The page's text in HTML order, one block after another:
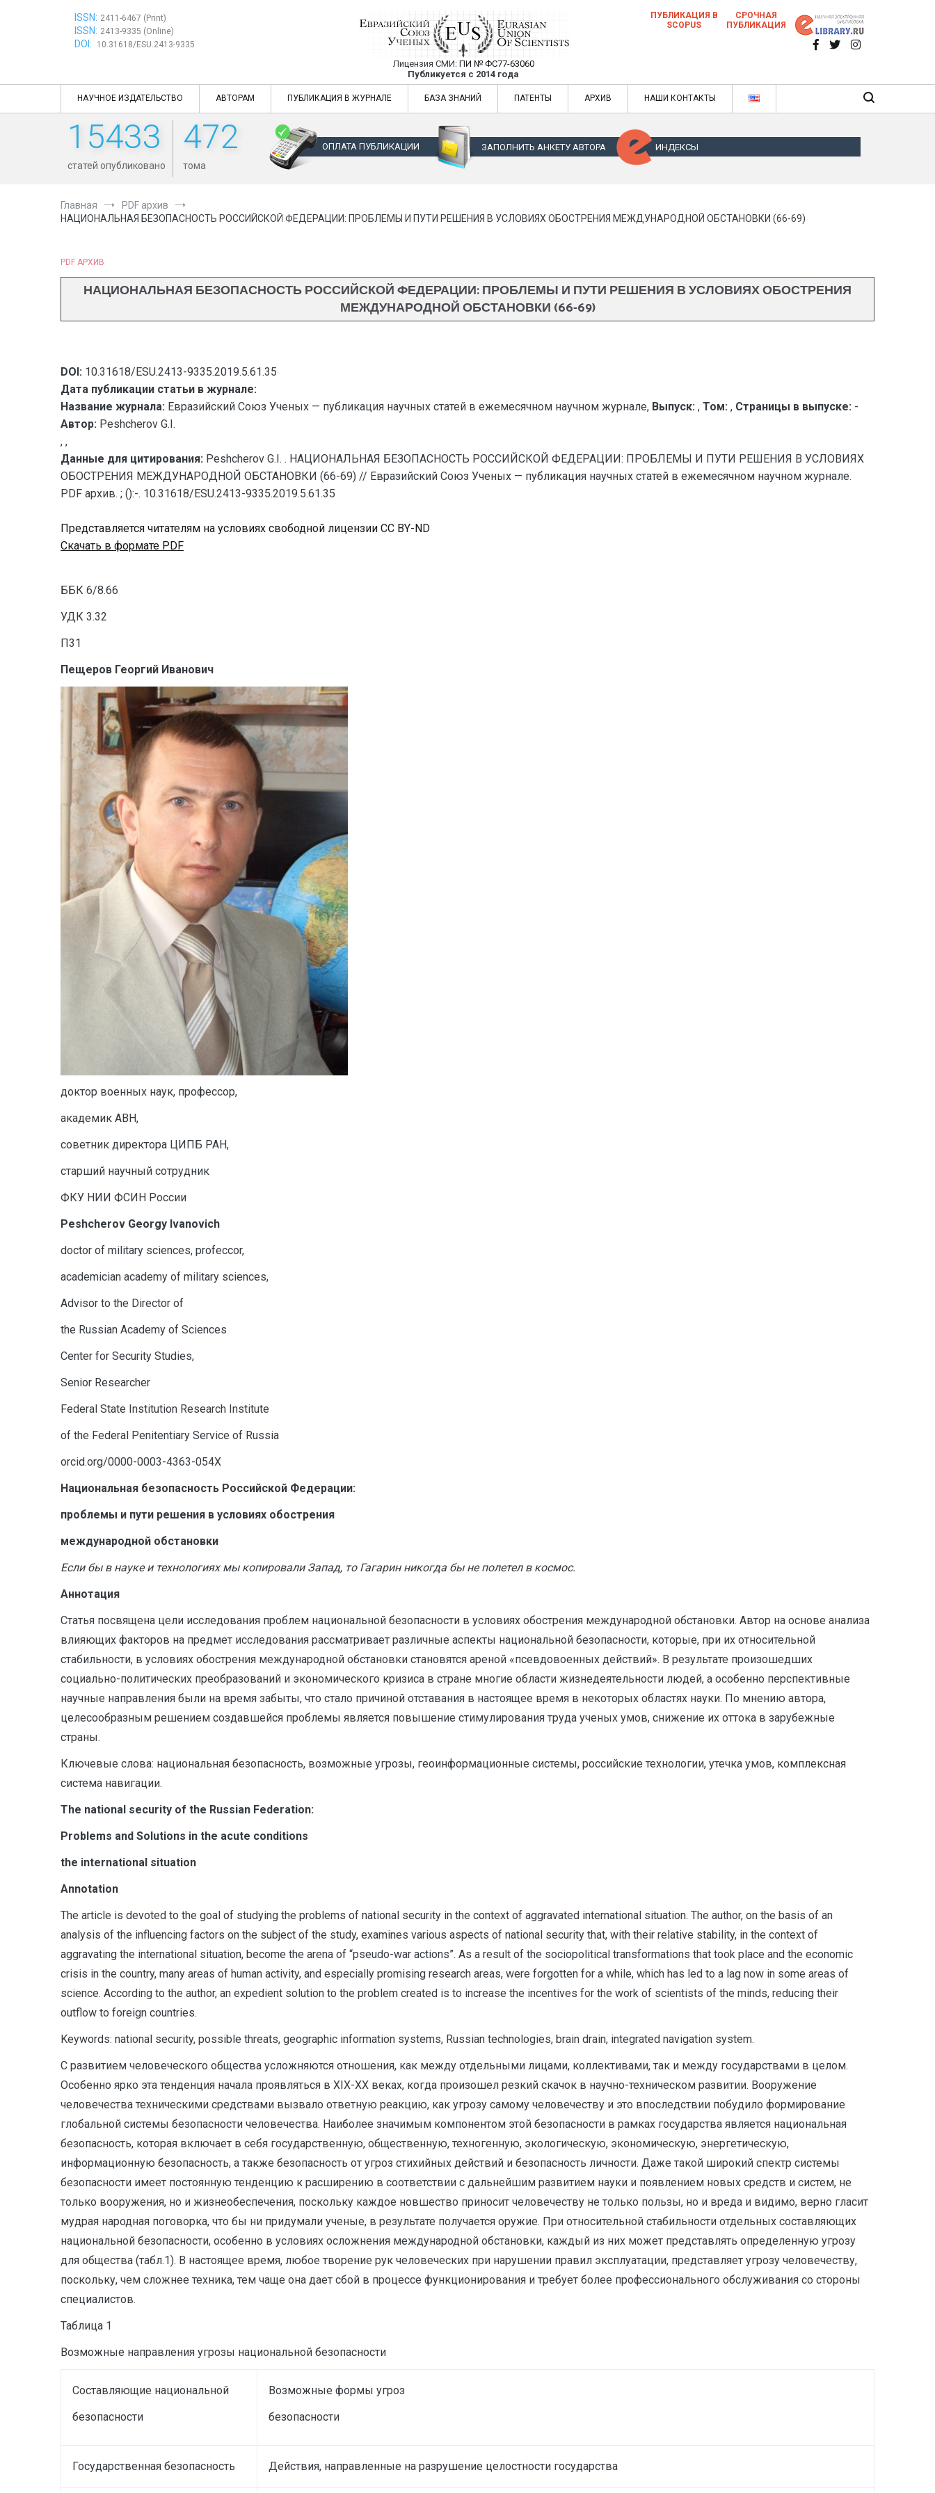
ISSN: 2411-6467 (Print)
ISSN: 2413-9335 (Online)
DOI: 10.31618/ESU.2413-9335
Евразийский Союз Ученых — публикация научных статей в ежемесячном научном
журнале
Лицензия СМИ: ПИ № ФС77-63060
Публикуется с 2014 года
Евразийский Союз Ученых — публикация научных статей в ежемесячном научном журнале
ПУБЛИКАЦИЯ В
SCOPUS
СРОЧНАЯ
ПУБЛИКАЦИЯ
НАУЧНОЕ ИЗДАТЕЛЬСТВО АВТОРАМ ПУБЛИКАЦИЯ В ЖУРНАЛЕ БАЗА ЗНАНИЙ ПАТЕНТЫ АРХИВ НАШИ КОНТАКТЫ
15433
статей опубликовано
472
тома
ОПЛАТА ПУБЛИКАЦИИ ЗАПОЛНИТЬ АНКЕТУ АВТОРА ИНДЕКСЫ
Главная
PDF архив
НАЦИОНАЛЬНАЯ БЕЗОПАСНОСТЬ РОССИЙСКОЙ ФЕДЕРАЦИИ: ПРОБЛЕМЫ И ПУТИ РЕШЕНИЯ В УСЛОВИЯХ ОБОСТРЕНИЯ МЕЖДУНАРОДНОЙ ОБСТАНОВКИ (66-69)
PDF АРХИВ
НАЦИОНАЛЬНАЯ БЕЗОПАСНОСТЬ РОССИЙСКОЙ ФЕДЕРАЦИИ: ПРОБЛЕМЫ И ПУТИ РЕШЕНИЯ В УСЛОВИЯХ ОБОСТРЕНИЯ
МЕЖДУНАРОДНОЙ ОБСТАНОВКИ (66-69)
DOI: 10.31618/ESU.2413-9335.2019.5.61.35
Дата публикации статьи в журнале:
Название журнала: Евразийский Союз Ученых — публикация научных статей в ежемесячном научном журнале, Выпуск: , Том: , Страницы в выпуске: -
Автор: Peshcherov G.I.
, ,
Данные для цитирования: Peshcherov G.I. . НАЦИОНАЛЬНАЯ БЕЗОПАСНОСТЬ РОССИЙСКОЙ ФЕДЕРАЦИИ: ПРОБЛЕМЫ И ПУТИ РЕШЕНИЯ В УСЛОВИЯХ
ОБОСТРЕНИЯ МЕЖДУНАРОДНОЙ ОБСТАНОВКИ (66-69) // Евразийский Союз Ученых — публикация научных статей в ежемесячном научном журнале.
PDF архив. ; ():-. 10.31618/ESU.2413-9335.2019.5.61.35
Представляется читателям на условиях свободной лицензии CC BY-ND
Скачать в формате PDF
ББК 6/8.66
УДК 3.32
П31
Пещеров Георгий Иванович
доктор военных наук, профессор,
академик АВН,
советник директора ЦИПБ РАН,
старший научный сотрудник
ФКУ НИИ ФСИН России
Peshсherov Georgy Ivanovich
doctor of military sciences, profeccor,
academician academy of military sciences,
Advisor to the Director of
the Russian Academy of Sciences
Center for Security Studies,
Senior Researcher
Federal State Institution Research Institute
of the Federal Penitentiary Service of Russia
orcid.org/0000-0003-4363-054X
Национальная безопасность Российской Федерации:
проблемы и пути решения в условиях обострения
международной обстановки
Если бы в науке и технологиях мы копировали Запад, то Гагарин никогда бы не полетел в космос.
Аннотация
Статья посвящена цели исследования проблем национальной безопасности в условиях обострения международной обстановки. Автор на основе анализа
влияющих факторов на предмет исследования рассматривает различные аспекты национальной безопасности, которые, при их относительной
стабильности, в условиях обострения международной обстановки становятся ареной «псевдовоенных действий». В результате произошедших
социально-политических преобразований и экономического кризиса в стране многие области жизнедеятельности людей, а особенно перспективные
научные направления были на время забыты, что стало причиной отставания в настоящее время в некоторых областях науки. По мнению автора,
целесообразным решением создавшейся проблемы является повышение стимулирования труда ученых умов, снижение их оттока в зарубежные
страны.
Ключевые слова: национальная безопасность, возможные угрозы, геоинформационные системы, российские технологии, утечка умов, комплексная
система навигации.
The national security of the Russian Federation:
Problems and Solutions in the acute conditions
the international situation
Аnnotation
The article is devoted to the goal of studying the problems of national security in the context of aggravated international situation. The author, on the basis of an
analysis of the influencing factors on the subject of the study, examines various aspects of national security that, with their relative stability, in the context of
aggravating the international situation, become the arena of “pseudo-war actions”. As a result of the sociopolitical transformations that took place and the economic
crisis in the country, many areas of human activity, and especially promising research areas, were forgotten for a while, which has led to a lag now in some areas of
science. According to the author, an expedient solution to the problem created is to increase the incentives for the work of scientists of the minds, reducing their
outflow to foreign countries.
Keywords: national security, possible threats, geographic information systems, Russian technologies, brain drain, integrated navigation system.
С развитием человеческого общества усложняются отношения, как между отдельными лицами, коллективами, так и между государствами в целом.
Особенно ярко эта тенденция начала проявляться в XIX-XX веках, когда произошел резкий скачок в научно-техническом развитии. Вооружение
человечества техническими средствами вызвало ответную реакцию, как угрозу самому человечеству и это впоследствии побудило формирование
глобальной системы безопасности человечества. Наиболее значимым компонентом этой безопасности в рамках государства является национальная
безопасность, которая включает в себя государственную, общественную, техногенную, экологическую, экономическую, энергетическую,
информационную безопасность, а также безопасность от угроз стихийных действий и безопасность личности. Даже такой широкий спектр системы
безопасности имеет постоянную тенденцию к расширению в соответствии с дальнейшим развитием науки и появлением новых средств и систем, не
только вооружения, но и жизнеобеспечения, поскольку каждое новшество приносит человечеству не только пользы, но и вреда и видимо, верно гласит
мудрая народная поговорка, что бы ни придумали ученые, в результате получается оружие. При относительной стабильности отдельных составляющих
национальной безопасности, особенно в условиях осложнения международной обстановки, каждый из них может представлять определенную угрозу
для общества (табл.1). В настоящее время, любое творение рук человеческих при нарушении правил эксплуатации, представляет угрозу человечеству,
поскольку, чем сложнее техника, тем чаще она дает сбой в процессе функционирования и требует более профессионального обслуживания со стороны
специалистов.
Таблица 1
Возможные направления угрозы национальной безопасности
Составляющие национальной
безопасности
Возможные формы угроз
безопасности
Государственная безопасность Действия, направленные на разрушение целостности государства